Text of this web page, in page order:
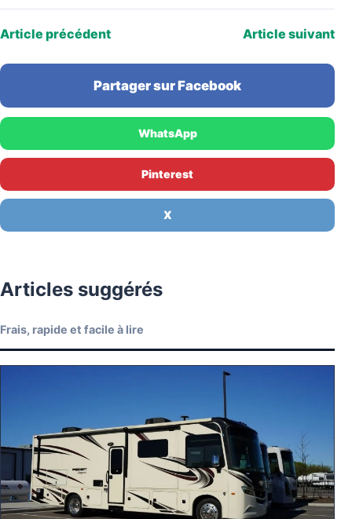
Article précédent Article suivant
Partager sur Facebook
WhatsApp
Pinterest
X
Articles suggérés
Frais, rapide et facile à lire